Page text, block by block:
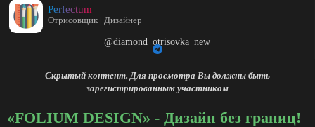
Perfectum
Отрисовщик | Дизайнер
@diamond_otrisovka_new
Скрытый контент. Для просмотра Вы должны быть
зарегистрированным участником
«FOLIUM DESIGN» - Дизайн без границ!